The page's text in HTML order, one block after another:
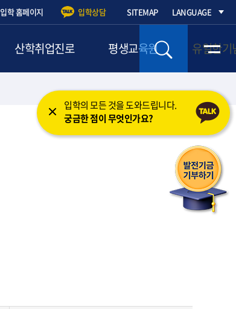
입학 홈페이지 입학상담 SITEMAP LANGUAGE
산학취업진로 평생교육원 유일한기
입학의 모든 것을 도와드립니다.
궁금한 점이 무엇인가요?